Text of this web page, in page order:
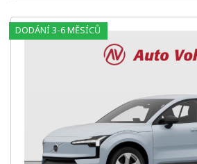
DODÁNÍ 3-6 MĚSÍCŮ